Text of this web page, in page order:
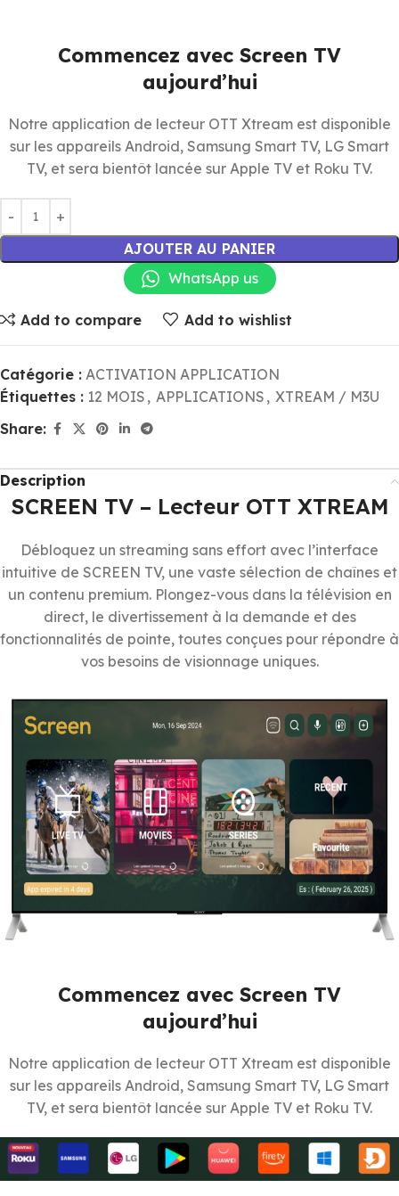
Commencez avec Screen TV
aujourd’hui
Notre application de lecteur OTT Xtream est disponible
sur les appareils Android, Samsung Smart TV, LG Smart
TV, et sera bientôt lancée sur Apple TV et Roku TV.
AJOUTER AU PANIER
WhatsApp us
Add to compare Add to wishlist
Catégorie : ACTIVATION APPLICATION
Étiquettes : 12 MOIS , APPLICATIONS , XTREAM / M3U
Share:
Description
SCREEN TV – Lecteur OTT XTREAM
Débloquez un streaming sans effort avec l’interface
intuitive de SCREEN TV, une vaste sélection de chaînes et
un contenu premium. Plongez-vous dans la télévision en
direct, le divertissement à la demande et des
fonctionnalités de pointe, toutes conçues pour répondre à
vos besoins de visionnage uniques.
Commencez avec Screen TV
aujourd’hui
Notre application de lecteur OTT Xtream est disponible
sur les appareils Android, Samsung Smart TV, LG Smart
TV, et sera bientôt lancée sur Apple TV et Roku TV.